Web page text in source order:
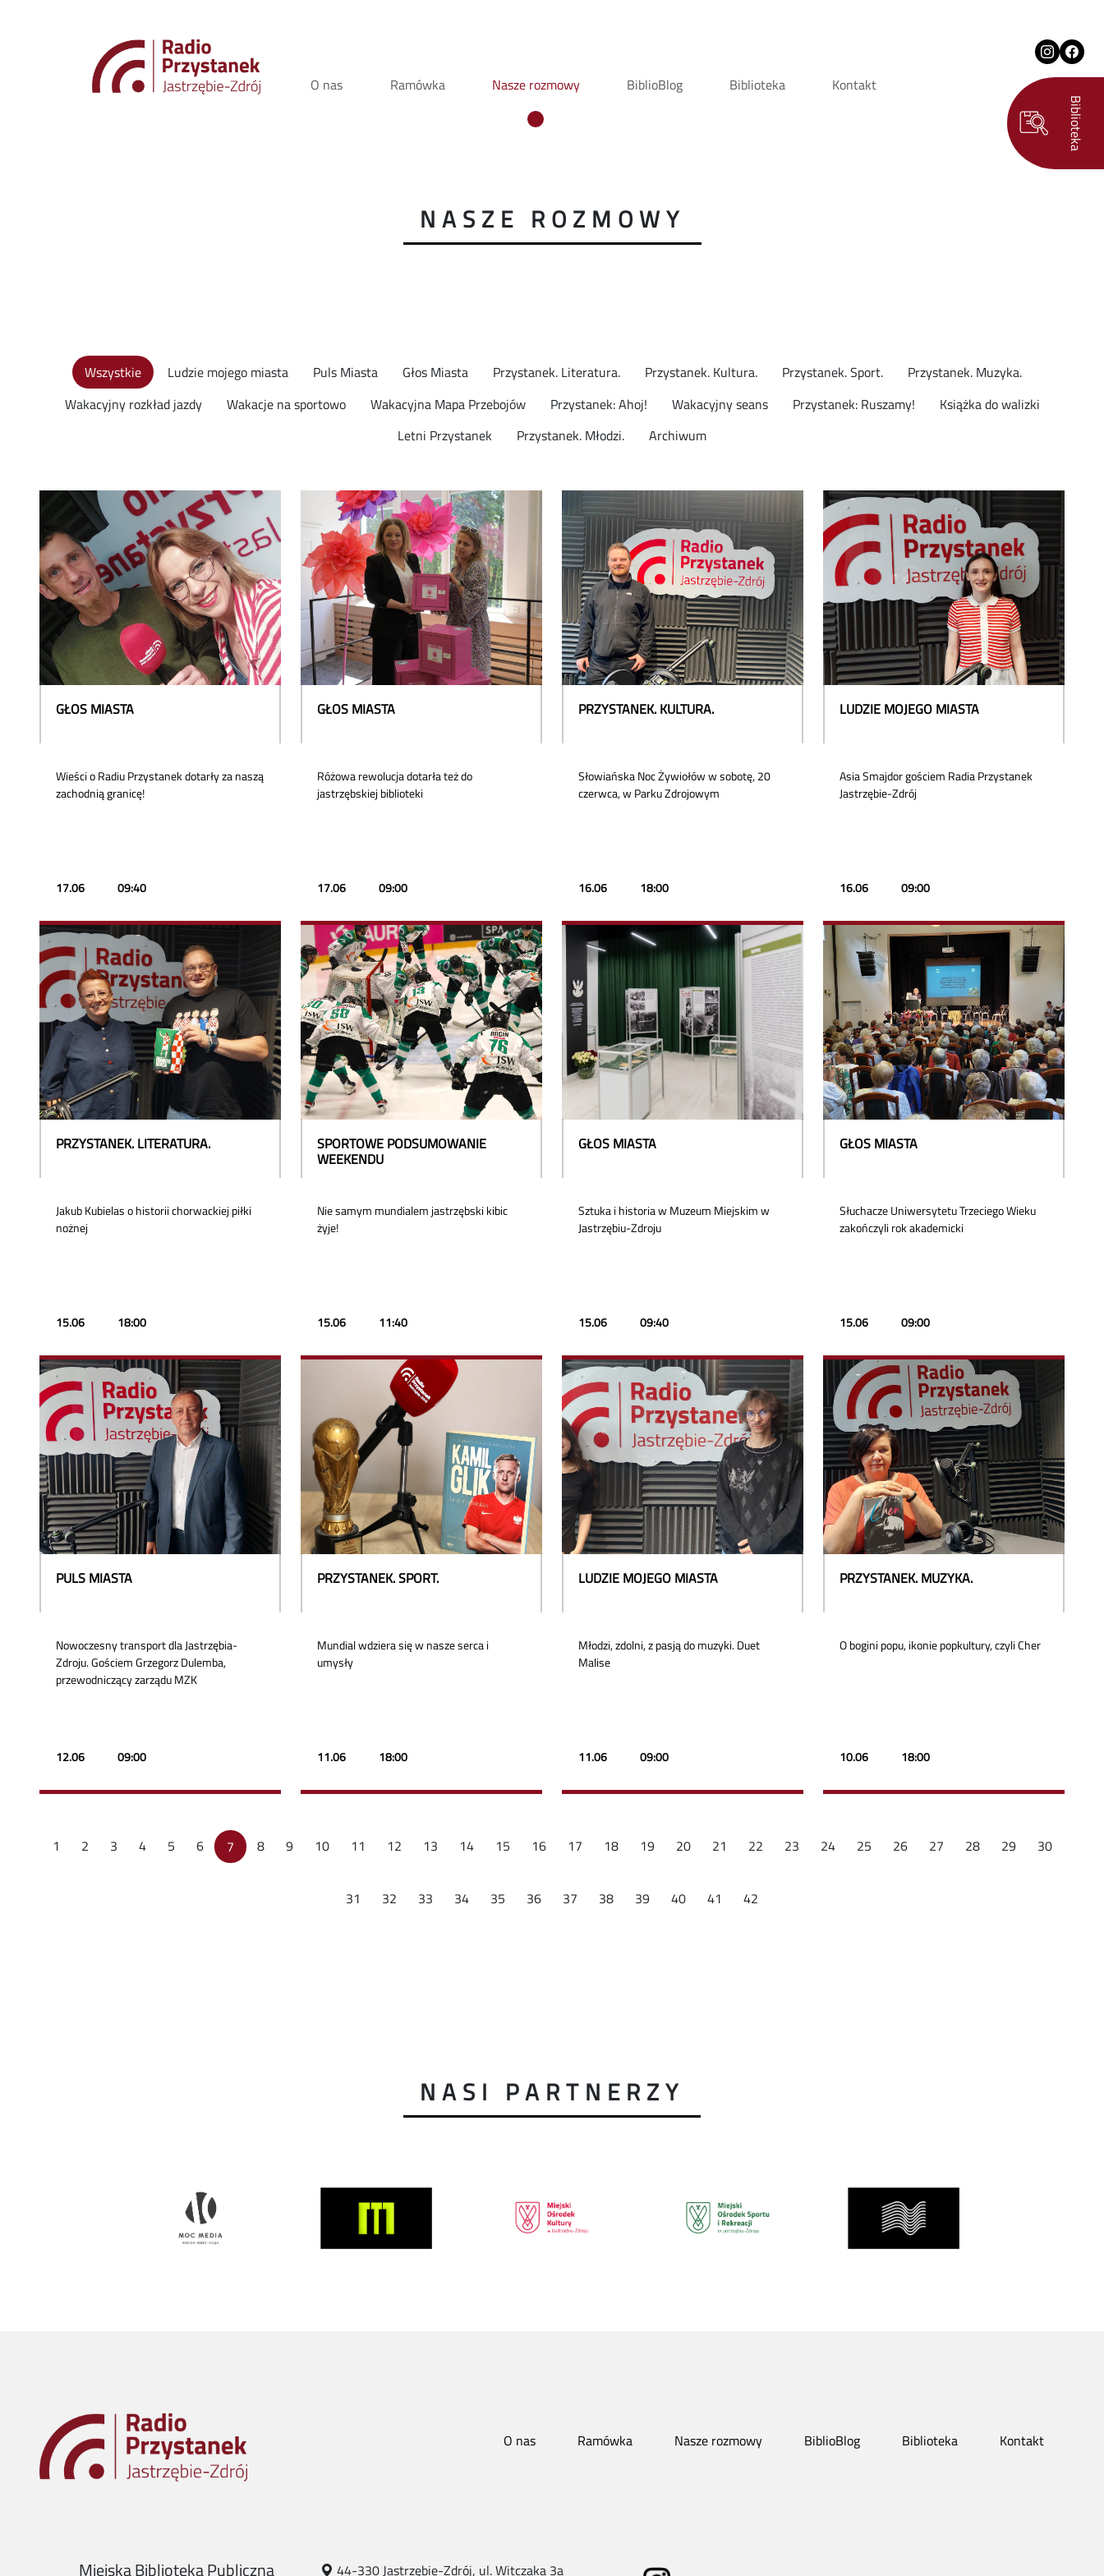
O nas Ramówka Nasze rozmowy BiblioBlog Biblioteka Kontakt
Biblioteka
NASZE ROZMOWY
Wszystkie Ludzie mojego miasta Puls Miasta Głos Miasta Przystanek. Literatura. Przystanek. Kultura. Przystanek. Sport.
Przystanek. Muzyka.
Wakacyjny rozkład jazdy
Wakacje na sportowo Wakacyjna Mapa Przebojów Przystanek: Ahoj! Wakacyjny seans Przystanek: Ruszamy!
Książka do walizki
Letni Przystanek
Przystanek. Młodzi. Archiwum
GŁOS MIASTA
Wieści o Radiu Przystanek dotarły za naszą
zachodnią granicę!
17.06 09:40
GŁOS MIASTA
Różowa rewolucja dotarła też do
jastrzębskiej biblioteki
17.06 09:00
PRZYSTANEK. KULTURA.
Słowiańska Noc Żywiołów w sobotę, 20
czerwca, w Parku Zdrojowym
16.06 18:00
LUDZIE MOJEGO MIASTA
Asia Smajdor gościem Radia Przystanek
Jastrzębie-Zdrój
16.06 09:00
PRZYSTANEK. LITERATURA.
Jakub Kubielas o historii chorwackiej piłki
nożnej
15.06 18:00
SPORTOWE PODSUMOWANIE
WEEKENDU
Nie samym mundialem jastrzębski kibic
żyje!
15.06 11:40
GŁOS MIASTA
Sztuka i historia w Muzeum Miejskim w
Jastrzębiu-Zdroju
15.06 09:40
GŁOS MIASTA
Słuchacze Uniwersytetu Trzeciego Wieku
zakończyli rok akademicki
15.06 09:00
PULS MIASTA
Nowoczesny transport dla Jastrzębia-
Zdroju. Gościem Grzegorz Dulemba,
przewodniczący zarządu MZK
12.06 09:00
PRZYSTANEK. SPORT.
Mundial wdziera się w nasze serca i
umysły
11.06 18:00
LUDZIE MOJEGO MIASTA
Młodzi, zdolni, z pasją do muzyki. Duet
Malise
11.06 09:00
PRZYSTANEK. MUZYKA.
O bogini popu, ikonie popkultury, czyli Cher
10.06 18:00
1 2 3 4 5 6 7 8 9 10 11 12 13 14 15 16 17 18 19 20 21 22 23 24 25 26 27 28 29 30
31 32 33 34 35 36 37 38 39 40 41 42
NASI PARTNERZY
O nas Ramówka Nasze rozmowy BiblioBlog Biblioteka Kontakt
Miejska Biblioteka Publiczna 44-330 Jastrzębie-Zdrój, ul. Witczaka 3a